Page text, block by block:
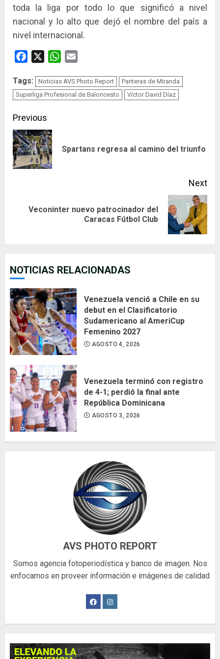
toda la liga por todo lo que significó a nivel
nacional y lo alto que dejó el nombre del país a
nivel internacional.
Facebook WhatsApp
Tags: Noticias AVS Photo Report
Panteras de Miranda
Superliga Profesional de Baloncesto
Víctor David Díaz
Continue
Reading
Previous
Spartans regresa al camino del triunfo
Next
NextVeconinter nuevo patrocinador del
Caracas Fútbol Club
NOTICIAS RELACIONADAS
Venezuela venció a Chile en su
debut en el Clasificatorio
Sudamericano al AmeriCup
Femenino 2027
AGOSTO 4, 2026
Venezuela terminó con registro
de 4-1; perdió la final ante
República Dominicana
AGOSTO 3, 2026
AVS PHOTO REPORT
Somos agencia fotoperiodística y banco de imagen. Nos
enfocamos en proveer información e imágenes de calidad